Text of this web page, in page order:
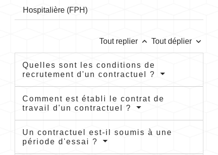
Hospitalière (FPH)
Tout replier keyboard_arrow_up Tout déplier keyboard_arrow_down
Quelles sont les conditions de
recrutement d'un contractuel ?
Comment est établi le contrat de
travail d'un contractuel ?
Un contractuel est-il soumis à une
période d'essai ?